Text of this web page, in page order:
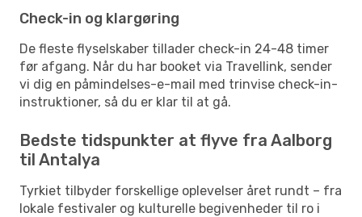
Check-in og klargøring
De fleste flyselskaber tillader check-in 24-48 timer
før afgang. Når du har booket via Travellink, sender
vi dig en påmindelses-e-mail med trinvise check-in-
instruktioner, så du er klar til at gå.
Bedste tidspunkter at flyve fra Aalborg
til Antalya
Tyrkiet tilbyder forskellige oplevelser året rundt – fra
lokale festivaler og kulturelle begivenheder til ro i